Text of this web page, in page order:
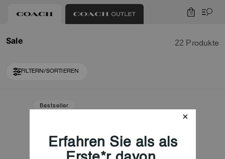
0
Sale 22 Produkte
FILTERN/SORTIEREN
Bestseller